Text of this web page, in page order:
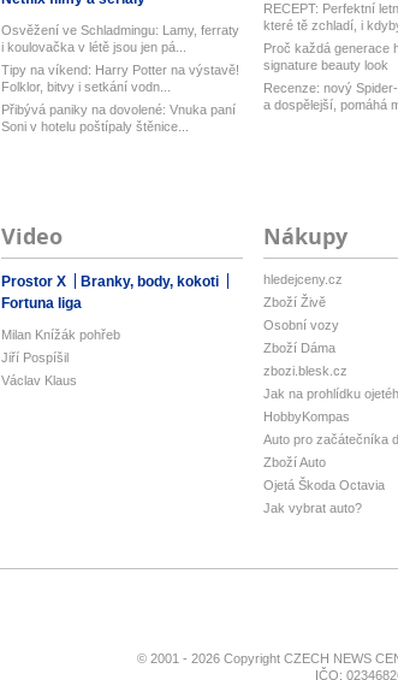
Osvěžení ve Schladmingu: Lamy, ferraty
i koulovačka v létě jsou jen pá...
Tipy na víkend: Harry Potter na výstavě!
Folklor, bitvy i setkání vodn...
Přibývá paniky na dovolené: Vnuka paní
Soni v hotelu poštípaly štěnice...
RECEPT: Perfektní
které tě zchladí, i
Proč každá generace
signature beauty look
Recenze: nový
a dospělejší, pomáhá
Video
Prostor X
Branky, body, kokoti
Fortuna liga
Milan Knížák pohřeb
Jiří Pospíšil
Václav Klaus
Nákupy
hledejceny.cz
Zboží Živě
Osobní vozy
Zboží Dáma
zbozi.blesk.cz
Jak na prohlídku
HobbyKompas
Auto pro začátečníka
Zboží Auto
Ojetá Škoda Octavia
Jak vybrat auto?
© 2001 - 2026 Copyright CZECH NEWS
IČO: